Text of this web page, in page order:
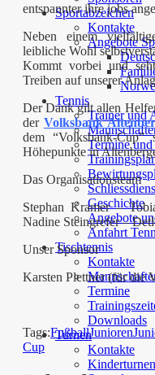
Sportabzeichen
Kontakte
Angebote
Tennis
Trainer und
Termine
Geschichte
Angebote
Anfahrt
Tischtennis
Kontakte
Termine
Downloads
Turnen
Kontakte
Kinderturnen
entspannter ihre jobs
Neben einem
leibliche Wohl
Kommt vorbei und
Treiben auf unserer
Der Dank gilt allen
der Volksbank
dem “Volksbank-
Höhepunkte in
Das Organisationsteam
Stephan Kramer –
Nadine Steingrefer –
Unser Sponsor
Karsten Plettner (für die
Tags:FußballJunioren
Cup